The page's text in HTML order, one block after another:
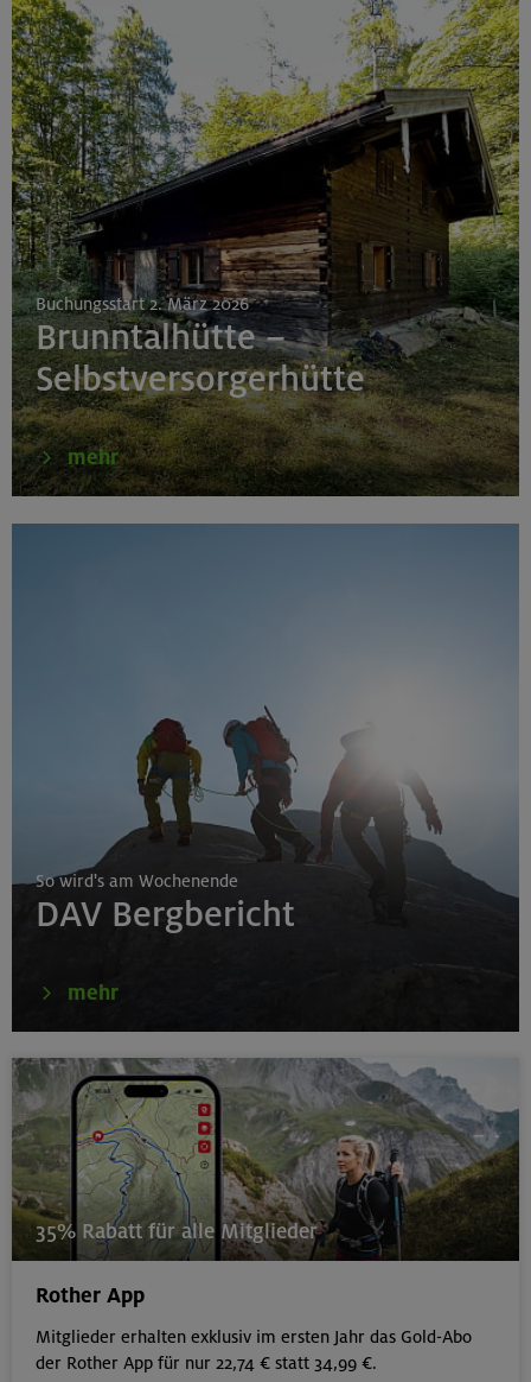
Buchungsstart 2. März 2026
Brunntalhütte –
Selbstversorgerhütte
mehr
So wird's am Wochenende
DAV Bergbericht
mehr
35% Rabatt für alle Mitglieder
Rother App
Mitglieder erhalten exklusiv im ersten Jahr das Gold-Abo
der Rother App für nur 22,74 € statt 34,99 €.